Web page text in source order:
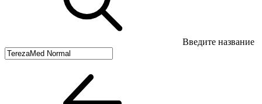
Введите название